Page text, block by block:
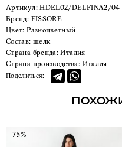
Артикул:HDEL02/DELFINA2/04
Бренд:
FISSORE
Цвет:
Разноцветный
Состав: шелк
Страна бренда: Италия
Страна производства: Италия
Поделиться:
-75%